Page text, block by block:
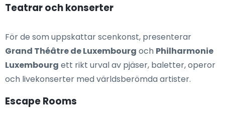
Teatrar och konserter
För de som uppskattar scenkonst, presenterar
Grand Théâtre de Luxembourg och Philharmonie
Luxembourg ett rikt urval av pjäser, baletter, operor
och livekonserter med världsberömda artister.
Escape Rooms